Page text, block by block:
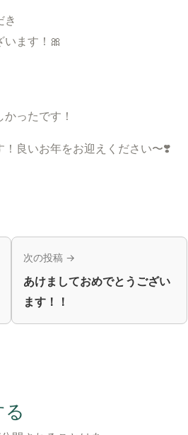
き
ます！🎀
ったです！
良いお年をお迎えください〜❣️
次の投稿 →
あけましておめでとうござい
ます！！